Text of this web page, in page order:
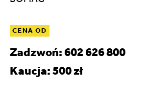
CENA OD
Zadzwoń: 602 626 800
Kaucja: 500 zł